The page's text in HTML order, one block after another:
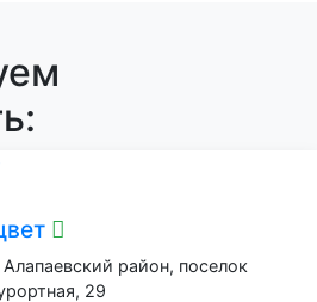
район, поселок
29